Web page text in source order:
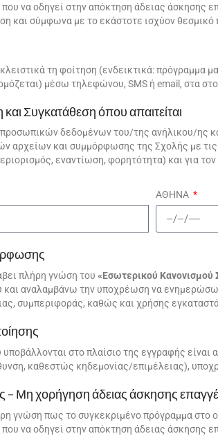
να οδηγεί στην απόκτηση άδειας άσκησης
και σύμφωνα με το εκάστοτε ισχύον θεσμικό
τη φοίτηση (ενδεικτικά: πρόγραμμα
μέσω τηλεφώνου, SMS ή email, στα
Συγκατάθεση όπου απαιτείται
δεδομένων του/της ανήλικου/ης
αρχείων και συμμόρφωσης της Σχολής με
εναντίωση, φορητότητα) και για
ΑΘΗΝΑ
πλήρη γνώση του «Εσωτερικού Κανονισμού
και αναλαμβάνω την υποχρέωση να
συμπεριφοράς, καθώς και χρήσης
στο πλαίσιο της εγγραφής
καθεστώς κηδεμονίας/επιμέλειας),
– Μη χορήγηση άδειας άσκησης
πως το συγκεκριμένο πρόγραμμα στο
να οδηγεί στην απόκτηση άδειας άσκησης